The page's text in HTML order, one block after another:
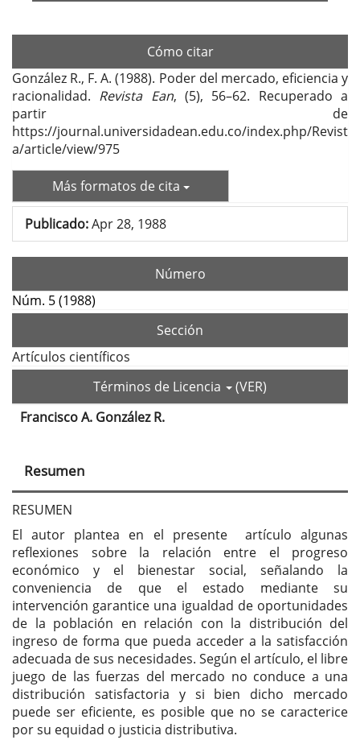
Cómo citar
González R., F. A. (1988). Poder del mercado, eficiencia y
racionalidad. Revista Ean, (5), 56–62. Recuperado a
partir de
https://journal.universidadean.edu.co/index.php/Revist
a/article/view/975
Más formatos de cita
Publicado:Apr 28, 1988
Número
Núm. 5 (1988)
Sección
Artículos científicos
Términos de Licencia
(VER)
Contenido
principal
del
artículo
Francisco A. González R.
Resumen
RESUMEN
El autor plantea en el presente artículo algunas
reflexiones sobre la relación entre el progreso
económico y el bienestar social, señalando la
conveniencia de que el estado mediante su
intervención garantice una igualdad de oportunidades
de la población en relación con la distribución del
ingreso de forma que pueda acceder a la satisfacción
adecuada de sus necesidades. Según el artículo, el libre
juego de las fuerzas del mercado no conduce a una
distribución satisfactoria y si bien dicho mercado
puede ser eficiente, es posible que no se caracterice
por su equidad o justicia distributiva.